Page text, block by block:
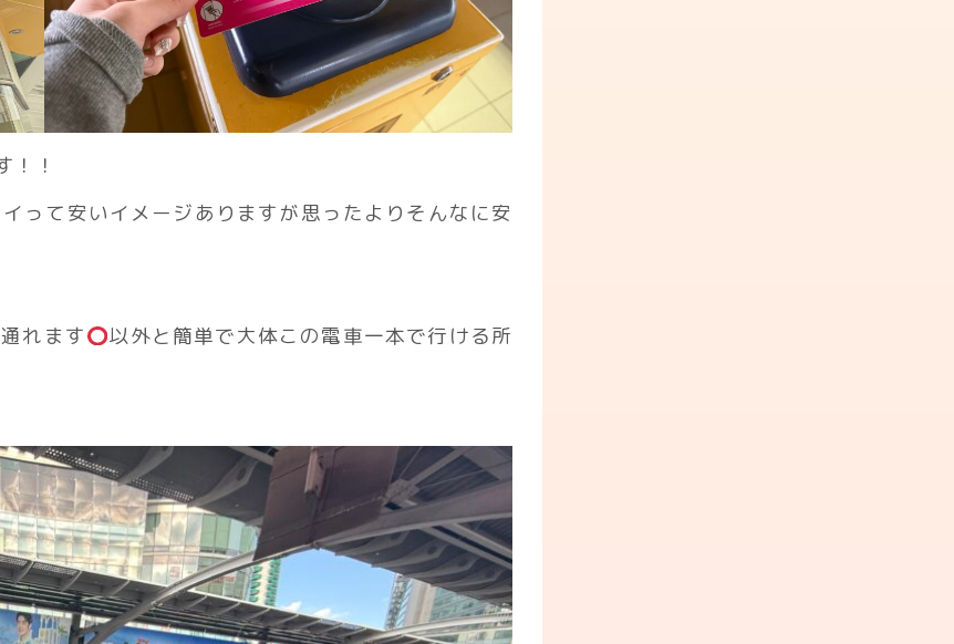
！！
って安いイメージありますが思ったよりそんなに安
れます
以外と簡単で大体この電車一本で行ける所